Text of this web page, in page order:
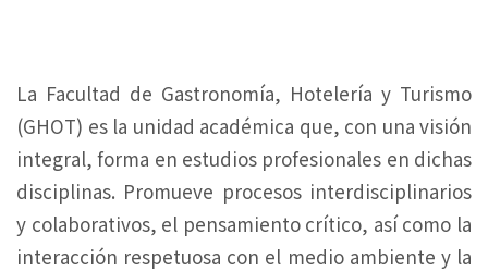
La Facultad de Gastronomía, Hotelería y Turismo
(GHOT) es la unidad académica que, con una visión
integral, forma en estudios profesionales en dichas
disciplinas. Promueve procesos interdisciplinarios
y colaborativos, el pensamiento crítico, así como la
interacción respetuosa con el medio ambiente y la